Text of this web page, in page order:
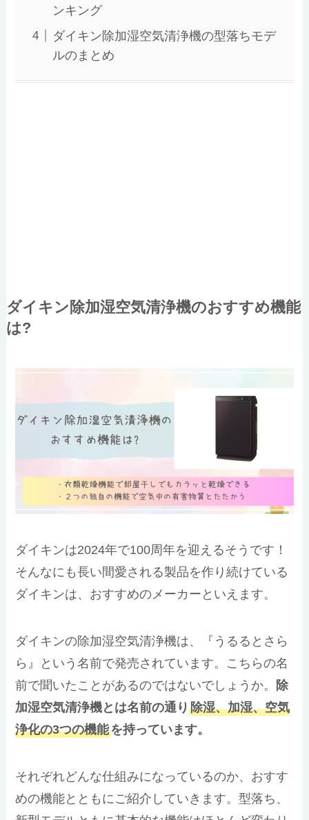
ンキング
ダイキン除加湿空気清浄機の型落ちモデ
ルのまとめ
ダイキン除加湿空気清浄機のおすすめ機能
は?
ダイキンは2024年で100周年を迎えるそうです！
そんなにも長い間愛される製品を作り続けている
ダイキンは、おすすめのメーカーといえます。
ダイキンの除加湿空気清浄機は、『うるるとさら
ら』という名前で発売されています。こちらの名
前で聞いたことがあるのではないでしょうか。 除
加湿空気清浄機とは名前の通り除湿、加湿、空気
浄化の3つの機能を持っています。
それぞれどんな仕組みになっているのか、おすす
めの機能とともにご紹介していきます。型落ち、